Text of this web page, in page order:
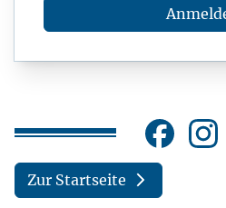
Zur Startseite